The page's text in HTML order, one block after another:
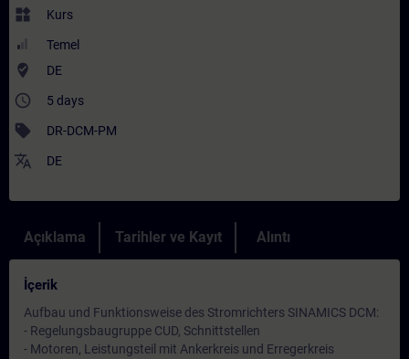
widgets Kurs
Temel
where_to_vote DE
access_time 5 days
sell DR-DCM-PM
translate DE
Açıklama Tarihler ve Kayıt Alıntı
İçerik
Aufbau und Funktionsweise des Stromrichters SINAMICS DCM:
- Regelungsbaugruppe CUD, Schnittstellen
- Motoren, Leistungsteil mit Ankerkreis und Erregerkreis